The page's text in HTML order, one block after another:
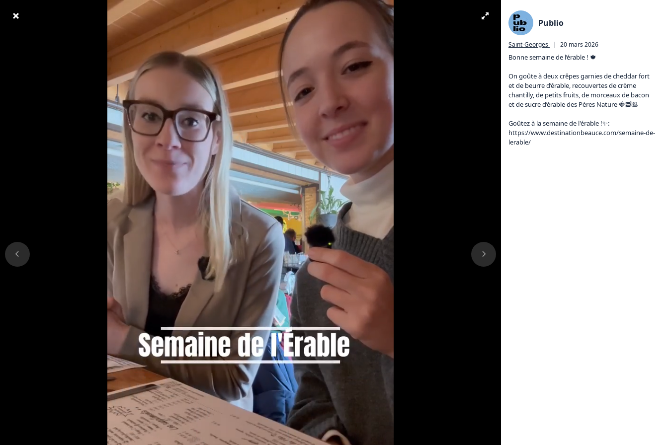
Publio
Saint-Georges | 20 mars 2026
Bonne semaine de l’érable ! 🍁
On goûte à deux crêpes garnies de cheddar fort
et de beurre d’érable, recouvertes de crème
chantilly, de petits fruits, de morceaux de bacon
et de sucre d’érable des Pères Nature 🍓🥓🥞
Goûtez à la semaine de l'érable !✨:
https://www.destinationbeauce.com/semaine-de-
lerable/